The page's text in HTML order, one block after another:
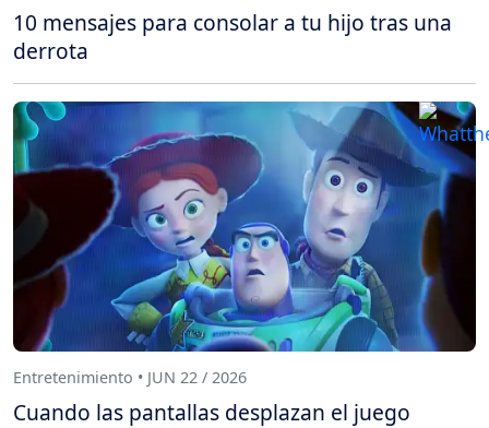
10 mensajes para consolar a tu hijo tras una
derrota
Entretenimiento • JUN 22 / 2026
Cuando las pantallas desplazan el juego